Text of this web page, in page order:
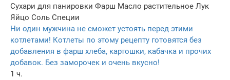
Сухари для панировки Фарш Масло растительное Лук
Яйцo Соль Специи
Ни один мужчина не сможет устоять перед этими
котлетами! Котлеты по этому рецепту готовятся без
добавления в фарш хлеба, картошки, кабачка и прочих
добавок. Без заморочек и очень вкусно!
1 ч.